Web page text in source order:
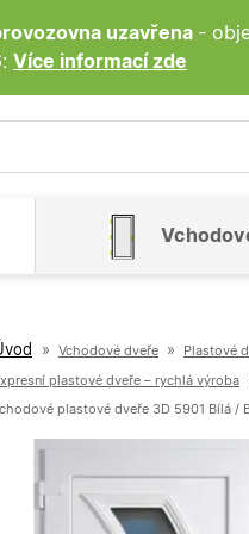
uzavřena -
Více informací zde
» Vchodové dveře » Plastové
plastové dveře – rychlá výroba
plastové dveře 3D 5901 Bílá /